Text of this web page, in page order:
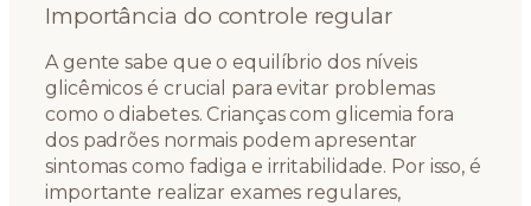
Importância do controle regular
A gente sabe que o equilíbrio dos níveis
glicêmicos é crucial para evitar problemas
como o diabetes. Crianças com glicemia fora
dos padrões normais podem apresentar
sintomas como fadiga e irritabilidade. Por isso, é
importante realizar exames regulares,